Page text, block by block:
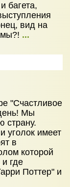
багета,
вид на
...
"Счастливое
Мы
страну.
уголок имеет
в
которой
где
Поттер" и